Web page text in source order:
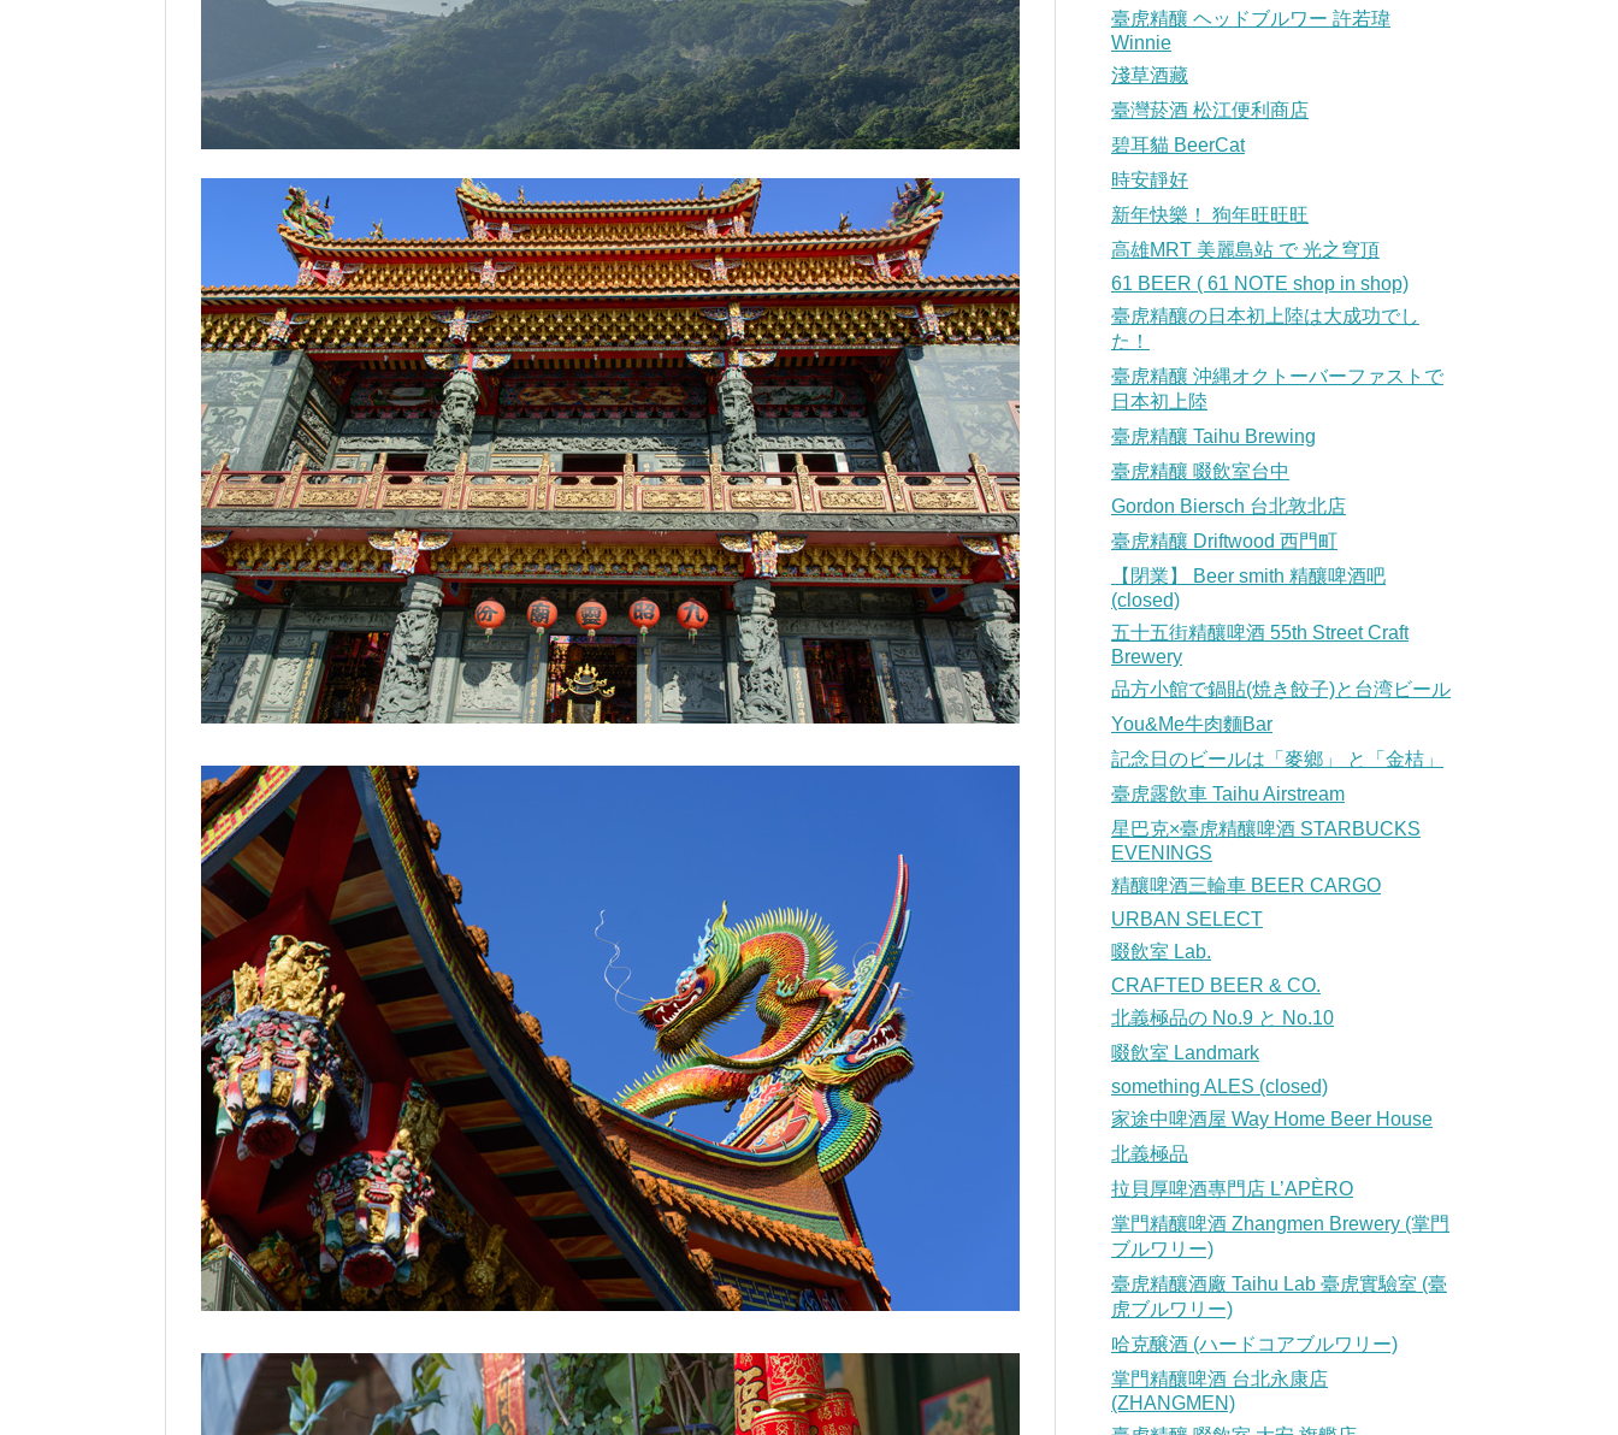
臺虎精釀 ヘッドブルワー 許若瑋
Winnie
淺草酒藏
臺灣菸酒 松江便利商店
碧耳貓 BeerCat
時安靜好
新年快樂！ 狗年旺旺旺
高雄MRT 美麗島站 で 光之穹頂
61 BEER ( 61 NOTE shop in shop)
臺虎精釀の日本初上陸は大成功でし
た！
臺虎精釀 沖縄オクトーバーファストで
日本初上陸
臺虎精釀 Taihu Brewing
臺虎精釀 啜飲室台中
Gordon Biersch 台北敦北店
臺虎精釀 Driftwood 西門町
【閉業】 Beer smith 精釀啤酒吧
(closed)
五十五街精釀啤酒 55th Street Craft
Brewery
品方小館で鍋貼(焼き餃子)と台湾ビール
You&Me牛肉麵Bar
記念日のビールは「麥鄉」 と「金桔」
臺虎露飲車 Taihu Airstream
星巴克×臺虎精釀啤酒 STARBUCKS
EVENINGS
精釀啤酒三輪車 BEER CARGO
URBAN SELECT
啜飲室 Lab.
CRAFTED BEER & CO.
北義極品の No.9 と No.10
啜飲室 Landmark
something ALES (closed)
家途中啤酒屋 Way Home Beer House
北義極品
拉貝厚啤酒專門店 L’APÈRO
掌門精釀啤酒 Zhangmen Brewery (掌門
ブルワリー)
臺虎精釀酒廠 Taihu Lab 臺虎實驗室 (臺
虎ブルワリー)
哈克醸酒 (ハードコアブルワリー)
掌門精釀啤酒 台北永康店
(ZHANGMEN)